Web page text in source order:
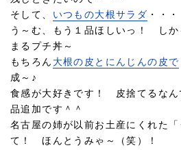
そして、 いつもの大根サラダ ・・・
う～む、もう１品ほしいっ！ しか
まるプチ丼～
もちろん 大根の皮とにんじんの皮で
成～♪
食感が大好きです！ 皮捨てるな
品追加です＾＾
名古屋の姉が以前お土産にくれた「
て！ ほんとうみゃ～（笑）！